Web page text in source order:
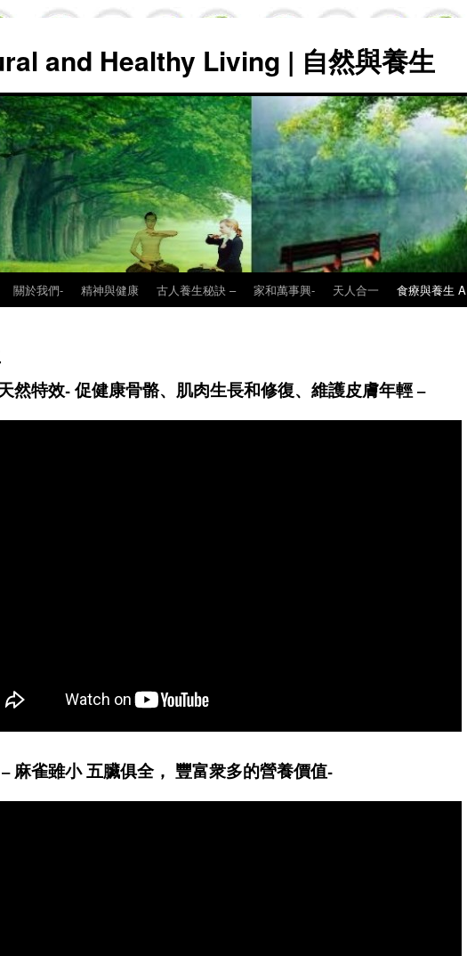
and Healthy Living | 自然與養生
關於我們- 精神與健康 古人養生秘訣 – 家和萬事興- 天人合一 食療與養生 A
然特效- 促健康骨骼、肌肉生長和修復、維護皮膚年輕 –
麻雀雖小 五臟俱全， 豐富衆多的營養價值-